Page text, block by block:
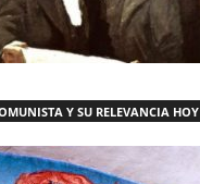
Y SU RELEVANCIA HOY